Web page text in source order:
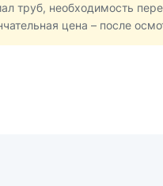
труб, необходимость
цена – после